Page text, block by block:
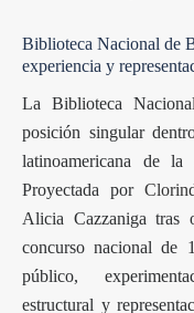
Biblioteca Nacional de
experiencia y
La Biblioteca
posición singular
latinoamericana de
Proyectada por
Alicia Cazzaniga tras
concurso nacional de
público,
estructural y